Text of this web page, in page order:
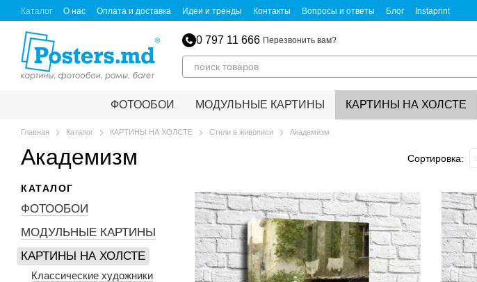
Перейти к основному контенту
Каталог О нас Оплата и доставка Идеи и тренды Контакты Вопросы и ответы Блог
Instaprint
Обмен и возврат
Для партнеров 0 797 11 666 Перезвонить вам?
ФОТООБОИ МОДУЛЬНЫЕ КАРТИНЫ КАРТИНЫ НА ХОЛСТЕ
Главная Каталог КАРТИНЫ НА ХОЛСТЕ Стили в живописи Академизм
Академизм Сортировка:
КАТАЛОГ
ФОТООБОИ
МОДУЛЬНЫЕ КАРТИНЫ
КАРТИНЫ НА ХОЛСТЕ
Классические художники